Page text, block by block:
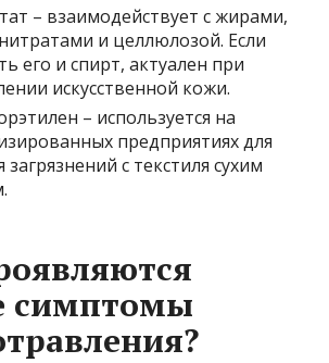
– взаимодействует с жирами,
и целлюлозой. Если
его и спирт, актуален при
искусственной кожи.
– используется на
предприятиях для
загрязнений с текстиля сухим
симптомы